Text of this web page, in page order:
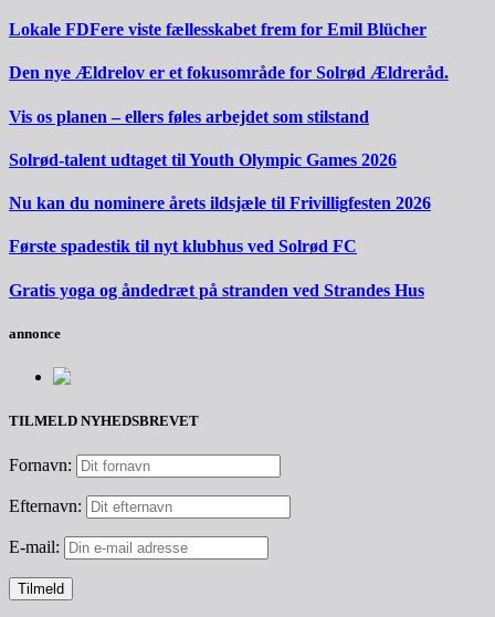
Lokale FDFere viste fællesskabet frem for Emil Blücher
Den nye Ældrelov er et fokusområde for Solrød Ældreråd.
Vis os planen – ellers føles arbejdet som stilstand
Solrød-talent udtaget til Youth Olympic Games 2026
Nu kan du nominere årets ildsjæle til Frivilligfesten 2026
Første spadestik til nyt klubhus ved Solrød FC
Gratis yoga og åndedræt på stranden ved Strandes Hus
annonce
TILMELD NYHEDSBREVET
Fornavn:
Efternavn:
E-mail: